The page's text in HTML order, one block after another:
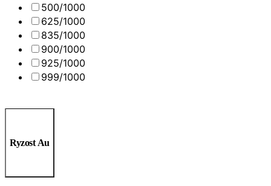
500/1000
625/1000
835/1000
900/1000
925/1000
999/1000
Ryzost Au